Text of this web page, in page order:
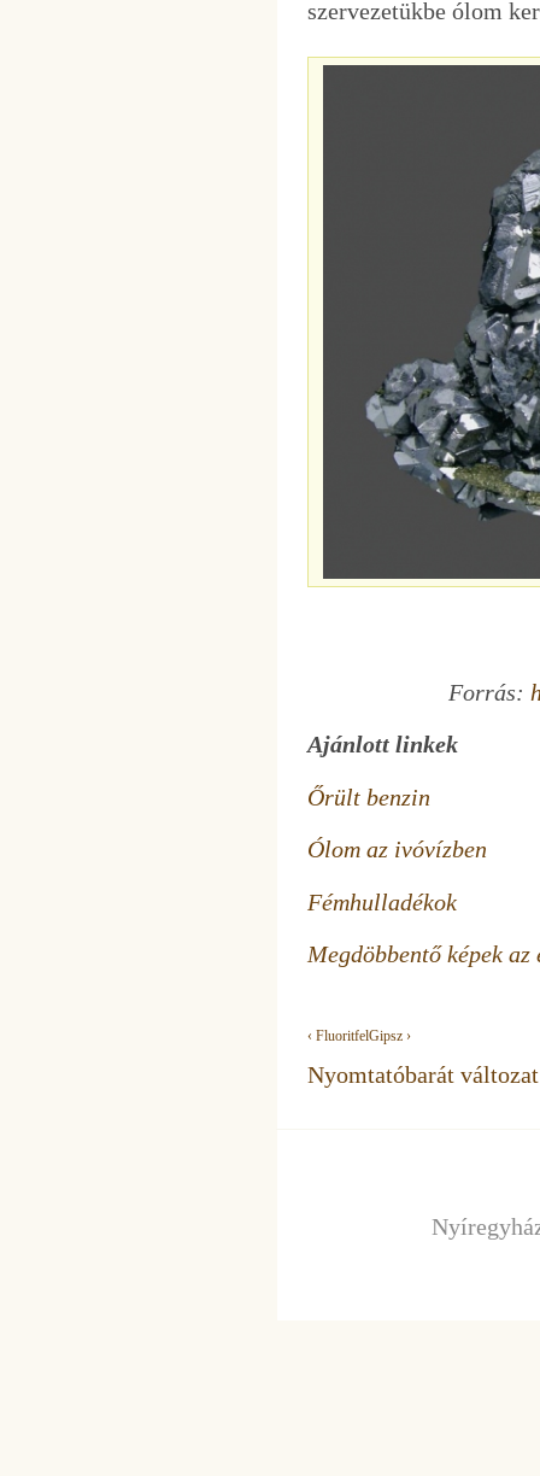
szervezetükbe ólom
Forrás:
Ajánlott linkek
Őrült benzin
Ólom az ivóvízben
Fémhulladékok
Megdöbbentő képek
‹ FluoritfelGipsz ›
Nyomtatóbarát változat